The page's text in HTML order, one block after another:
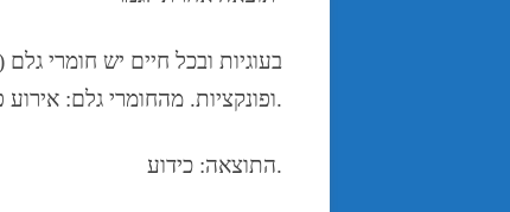
בעוגיות ובכל חיים יש חומרי
ופונקציות. מהחומרי גלם: אירוע פנימלי1. מהפונקציות: חשיבה שהיא חיבור האירוע עם עוד חויות אחרות.
התוצאה: כידוע.